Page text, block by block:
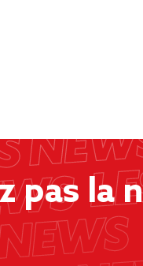
pas la